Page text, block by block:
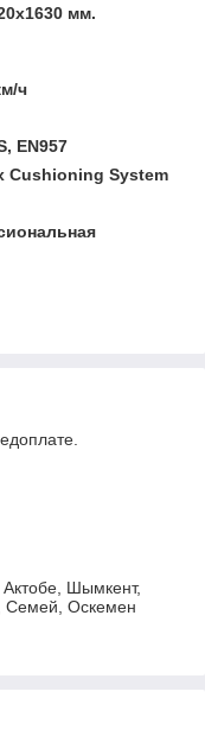
мм.
ч
EN957
Cushioning System
Актобе, Шымкент,
Семей, Оскемен